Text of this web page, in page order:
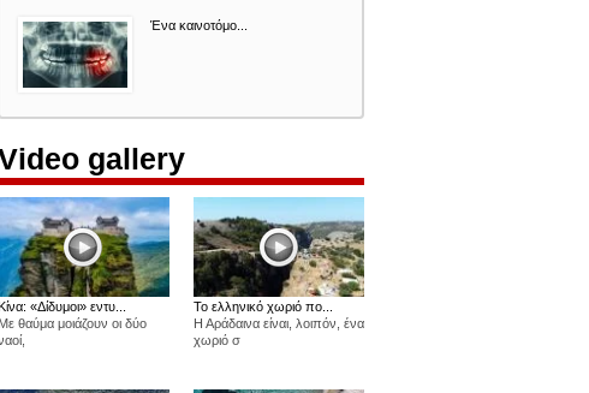
Ένα καινοτόμο...
gallery
Κίνα: «Δίδυμοι» εντυ...
Με θαύμα μοιάζουν οι δύο
Το ελληνικό χωριό πο...
Η Αράδαινα είναι, λοιπόν, ένα
χωριό σ